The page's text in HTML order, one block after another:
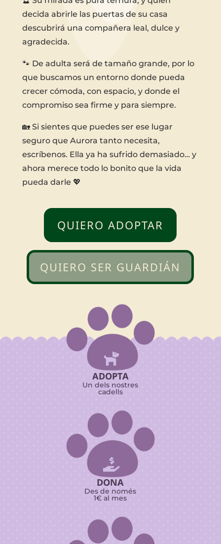
decida abrirle las puertas de su casa
descubrirá una compañera leal, dulce y
agradecida.
🐾 De adulta será de tamaño grande, por lo
que buscamos un entorno donde pueda
crecer cómoda, con espacio, y donde el
compromiso sea firme y para siempre.
🏡 Si sientes que puedes ser ese lugar
seguro que Aurora tanto necesita,
escríbenos. Ella ya ha sufrido demasiado… y
ahora merece todo lo bonito que la vida
pueda darle 💖
QUIERO ADOPTAR
QUIERO SER GUARDIÁN

ADOPTA
Un dels nostres
cadells

DONA
Des de només
1€ al mes